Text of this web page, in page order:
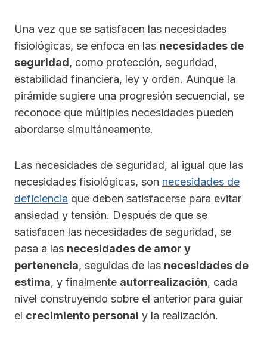
Una vez que se satisfacen las necesidades
fisiológicas, se enfoca en las necesidades de
seguridad, como protección, seguridad,
estabilidad financiera, ley y orden. Aunque la
pirámide sugiere una progresión secuencial, se
reconoce que múltiples necesidades pueden
abordarse simultáneamente.
Las necesidades de seguridad, al igual que las
necesidades fisiológicas, son necesidades de
deficiencia que deben satisfacerse para evitar
ansiedad y tensión. Después de que se
satisfacen las necesidades de seguridad, se
pasa a las necesidades de amor y
pertenencia, seguidas de las necesidades de
estima, y finalmente autorrealización, cada
nivel construyendo sobre el anterior para guiar
el crecimiento personal y la realización.